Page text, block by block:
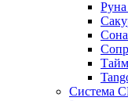
Тайм
Система